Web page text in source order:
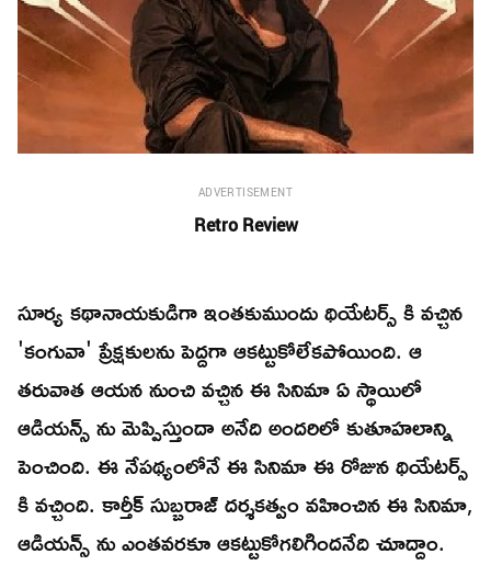
ADVERTISEMENT
Retro Review
సూర్య కథానాయకుడిగా ఇంతకుముందు థియేటర్స్ కి వచ్చిన
'కంగువా' ప్రేక్షకులను పెద్దగా ఆకట్టుకోలేకపోయింది. ఆ
తరువాత ఆయన నుంచి వచ్చిన ఈ సినిమా ఏ స్థాయిలో
ఆడియన్స్ ను మెప్పిస్తుందా అనేది అందరిలో కుతూహలాన్ని
పెంచింది. ఈ నేపథ్యంలోనే ఈ సినిమా ఈ రోజున థియేటర్స్
కి వచ్చింది. కార్తీక్ సుబ్బరాజ్ దర్శకత్వం వహించిన ఈ సినిమా,
ఆడియన్స్ ను ఎంతవరకూ ఆకట్టుకోగలిగిందనేది చూద్దాం.